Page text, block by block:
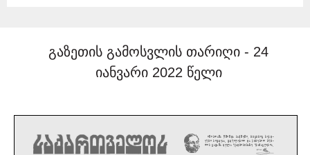
გაზეთის გამოსვლის თარიღი - 24
იანვარი 2022 წელი